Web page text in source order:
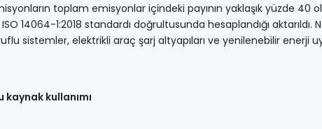
toplam emisyonlar içindeki payının yaklaşık yüzde 40
14064-1:2018 standardı doğrultusunda hesaplandığı aktarıldı.
sistemler, elektrikli araç şarj altyapıları ve yenilenebilir enerji
kullanımı